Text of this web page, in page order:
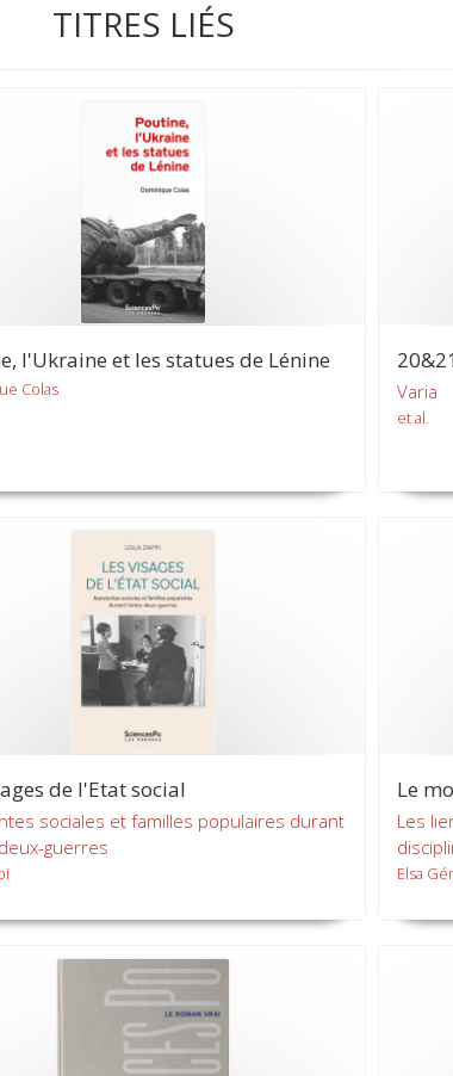
TITRES LIÉS
l'Ukraine et les statues de Lénine
Colas Varia
et al.
de l'Etat social
sociales et familles populaires durant
guerres
Le
Les
Elsa